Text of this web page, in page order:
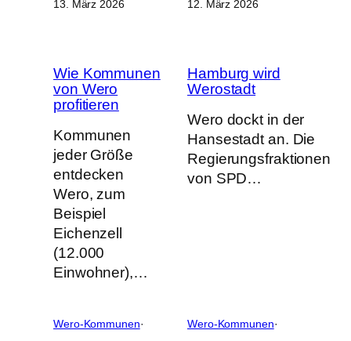
13. März 2026
12. März 2026
Wie Kommunen
von Wero
profitieren
Kommunen
jeder Größe
entdecken
Wero, zum
Beispiel
Eichenzell
(12.000
Einwohner),…
Wero-Kommunen·
Hamburg wird
Werostadt
Wero dockt in der
Hansestadt an. Die
Regierungsfraktionen
von SPD…
Wero-Kommunen·